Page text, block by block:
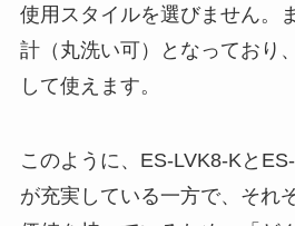
使用スタイルを選びません。
計（丸洗い可）となっており
して使えます。
このように、ES-LVK8-Kと
が充実している一方で、それ